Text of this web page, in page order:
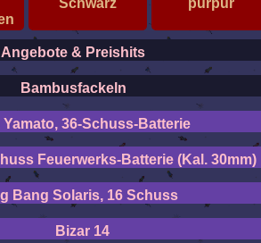
Schwarz
purpur
Angebote & Preishits
Bambusfackeln
Yamato, 36-Schuss-Batterie
Feuerwerks-Batterie (Kal. 30mm)
Bang Solaris, 16 Schuss
Bizar 14